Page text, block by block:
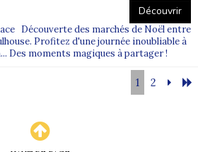
Découvrir
Découverte des marchés de Noël entre
Profitez d'une journée inoubliable à
Des moments magiques à partager !
1 2